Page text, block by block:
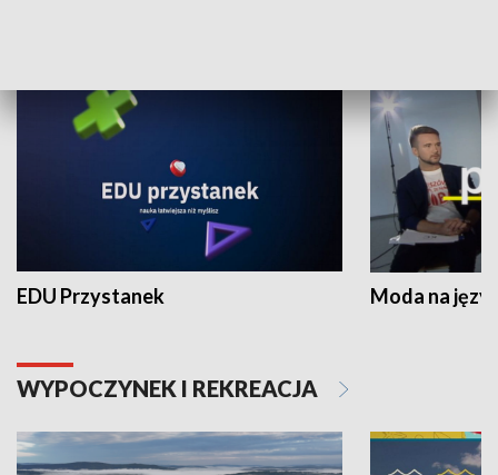
EDU Przystanek Moda na
WYPOCZYNEK I REKREACJA